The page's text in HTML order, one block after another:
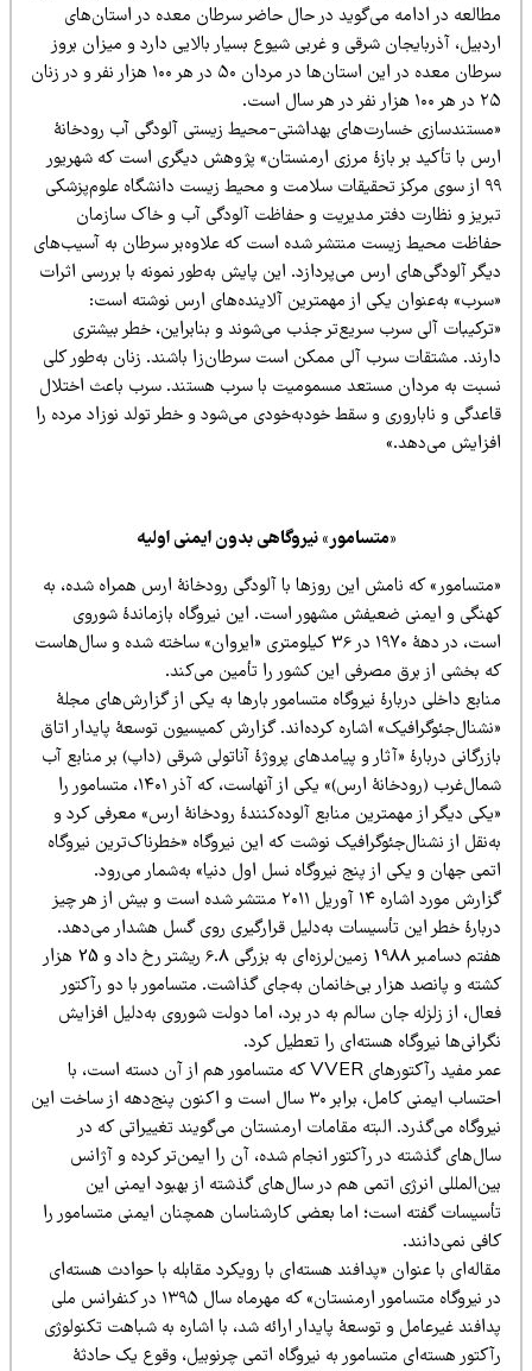
در ادامه می‌گوید در حال حاضر سرطان معده در استان‌های
آذربایجان شرقی و غربی شیوع بسیار بالایی دارد و میزان بروز
سرطان معده در این استان‌ها در مردان ۵۰ در هر ۱۰۰ هزار نفر و در زنان
خسارت‌های بهداشتی-محیط‌ زیستی آلودگی آب رودخانۀ
با تأکید بر بازۀ مرزی ارمنستان» پژوهش دیگری است که شهریور
۹۹ از سوی مرکز تحقیقات سلامت و محیط زیست دانشگاه علوم‌پزشکی
و نظارت دفتر مدیریت و حفاظت آلودگی آب و خاک سازمان
محیط زیست منتشر شده است که علاوه‌بر سرطان به آسیب‌های
آلودگی‌های ارس می‌پردازد. این پایش به‌طور نمونه با بررسی اثرات
به‌عنوان یکی از مهمترین آلاینده‌های ارس نوشته است:
آلی سرب سریع‌تر جذب می‌شوند و بنابراین، خطر بیشتری
مشتقات سرب آلی ممکن است سرطان‌زا باشند. زنان به‌طور کلی
به مردان مستعد مسمومیت با سرب هستند. سرب باعث اختلال
و ناباروری و سقط خود‌به‌خودی می‌شود و خطر تولد نوزاد مرده را
می‌دهد.»
«متسامور» نیروگاهی بدون ایمنی اولیه
که نامش این روزها با آلودگی رودخانۀ ارس همراه شده، به
و ایمنی ضعیفش مشهور است. این نیروگاه بازماندۀ شوروی
است، در دهۀ ۱۹۷۰ در 36 کیلومتری «ایروان» ساخته شده و سال‌هاست
بخشی از برق مصرفی این کشور را تأمین می‌کند.
داخلی دربارۀ نیروگاه متسامور بارها به یکی از گزارش‌های مجلۀ
اشاره کرده‌اند. گزارش کمیسیون توسعۀ پایدار اتاق
دربارۀ «آثار و پیامدهای پروژۀ آناتولی شرقی (داپ) بر منابع آب
شمال‌غرب (رودخانۀ ارس)» یکی از آنهاست، که آذر ۱۴۰۱، متسامور را
دیگر از مهمترین منابع آلوده‌کنندۀ رودخانۀ ارس» معرفی کرد و
از نشنال‌جئوگرافیک نوشت که این نیروگاه «خطرناک‌ترین نیروگاه
جهان و یکی از پنج نیروگاه نسل اول دنیا» به‌شمار می‌رود.
گزارش مورد اشاره ۱۴ آوریل ۲۰۱۱ منتشر شده است و بیش از هر چیز
خطر این تأسیسات به‌دلیل قرارگیری روی گسل هشدار می‌دهد.
هفتم دسامبر 1988 زمین‌لرزه‌ای به بزرگی 6.8 ریشتر رخ داد و 25 هزار
و پانصد هزار بی‌خانمان به‌جای گذاشت. متسامور با دو رآکتور
از زلزله جان سالم به در برد، اما دولت شوروی به‌دلیل افزایش
نیروگاه هسته‌ای را تعطیل کرد.
عمر مفید رآکتورهای VVER که متسامور هم از آن دسته است، با
احتساب ایمنی کامل، برابر ۳۰ سال است و اکنون پنج‌دهه از ساخت این
می‌گذرد. البته مقامات ارمنستان می‌گویند تغییراتی که در
گذشته در رآکتور انجام شده، آن را ایمن‌تر کرده و آژانس
انرژی اتمی هم در سال‌های گذشته از بهبود ایمنی این
گفته است؛ اما بعضی کارشناسان همچنان ایمنی متسامور را
نمی‌دانند.
با عنوان «پدافند هسته‌ای با رویکرد مقابله با حوادث هسته‌ای
در نیروگاه متسامور ارمنستان» که مهرماه سال ۱۳۹۵ در کنفرانس ملی
غیرعامل و توسعۀ پایدار ارائه شد، با اشاره به شباهت تکنولوژی
هسته‌ای متسامور به نیروگاه اتمی چرنوبیل، وقوع یک حادثۀ